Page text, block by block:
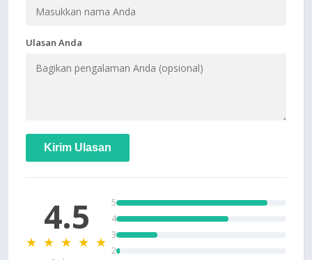
Ulasan Anda
Kirim Ulasan
4.5
★ ★ ★ ★ ★
5
4
3
2